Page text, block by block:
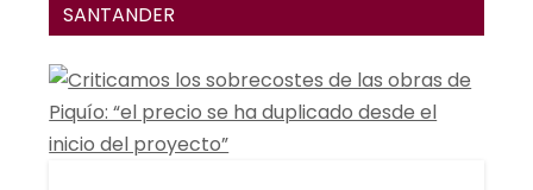
SANTANDER